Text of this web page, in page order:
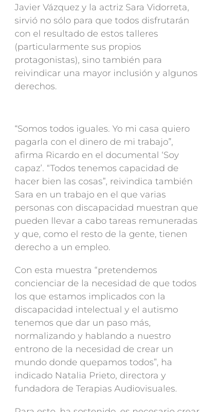
Javier Vázquez y la actriz Sara Vidorreta,
sirvió no sólo para que todos disfrutarán
con el resultado de estos talleres
(particularmente sus propios
protagonistas), sino también para
reivindicar una mayor inclusión y algunos
derechos.
“Somos todos iguales. Yo mi casa quiero
pagarla con el dinero de mi trabajo”,
afirma Ricardo en el documental ‘Soy
capaz’. “Todos tenemos capacidad de
hacer bien las cosas”, reivindica también
Sara en un trabajo en el que varias
personas con discapacidad muestran que
pueden llevar a cabo tareas remuneradas
y que, como el resto de la gente, tienen
derecho a un empleo.
Con esta muestra “pretendemos
concienciar de la necesidad de que todos
los que estamos implicados con la
discapacidad intelectual y el autismo
tenemos que dar un paso más,
normalizando y hablando a nuestro
entrono de la necesidad de crear un
mundo donde quepamos todos”, ha
indicado Natalia Prieto, directora y
fundadora de Terapias Audiovisuales.